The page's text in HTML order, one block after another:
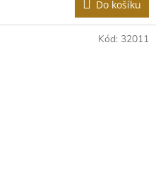
Do košíku
Kód: 32011